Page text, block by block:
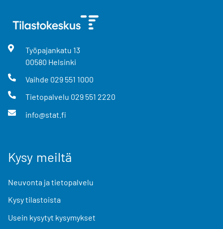
Työpajankatu 13
00580 Helsinki
Vaihde 029 551 1000
Tietopalvelu 029 551 2220
info@stat.fi
Kysy meiltä
Neuvonta ja tietopalvelu
Kysy tilastoista
Usein kysytyt kysymykset